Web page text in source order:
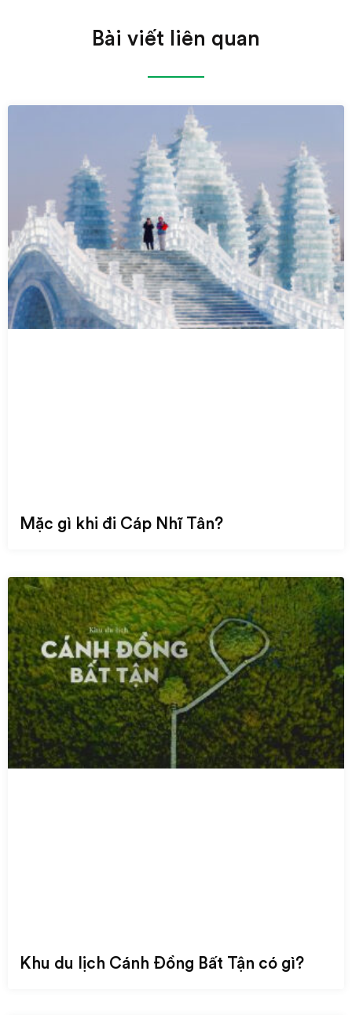
Bài viết liên quan
Mặc gì khi đi Cáp Nhĩ Tân?
Khu du lịch Cánh Đồng Bất Tận có gì?